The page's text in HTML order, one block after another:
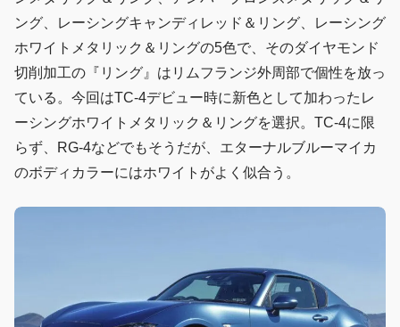
ング、レーシングキャンディレッド＆リング、レーシング
ホワイトメタリック＆リングの5色で、そのダイヤモンド
切削加工の『リング』はリムフランジ外周部で個性を放っ
ている。今回はTC-4デビュー時に新色として加わったレ
ーシングホワイトメタリック＆リングを選択。TC-4に限
らず、RG-4などでもそうだが、エターナルブルーマイカ
のボディカラーにはホワイトがよく似合う。